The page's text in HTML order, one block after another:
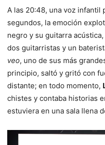
A las 20:48, una voz infantil
segundos, la emoción
negro y su guitarra
dos guitarristas y un
veo, uno de sus más
principio, saltó y gritó con
distante; en todo momento,
chistes y contaba historias
estuviera en una sala llena